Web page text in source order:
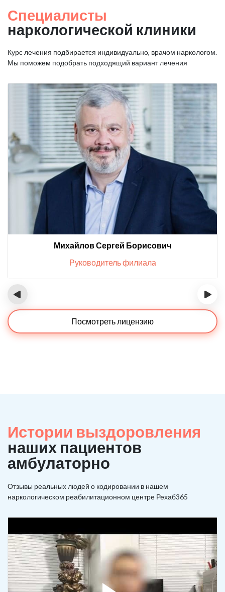
Специалисты
наркологической клиники
Курс лечения подбирается индивидуально, врачом наркологом.
Мы поможем подобрать подходящий вариант лечения
Михайлов Сергей Борисович
Руководитель филиала
‹ ›
Посмотреть лицензию
Истории выздоровления
наших пациентов
амбулаторно
Отзывы реальных людей о кодировании в нашем
наркологическом реабилитационном центре Рехаб365